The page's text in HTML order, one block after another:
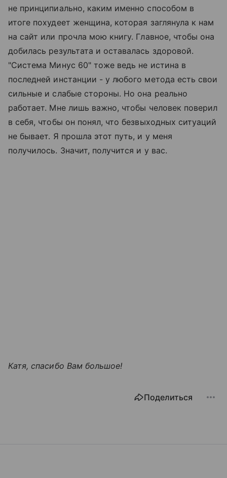
не принципиально, каким именно способом в
итоге похудеет женщина, которая заглянула к нам
на сайт или прочла мою книгу. Главное, чтобы она
добилась результата и оставалась здоровой.
"Система Минус 60" тоже ведь не истина в
последней инстанции - у любого метода есть свои
сильные и слабые стороны. Но она реально
работает. Мне лишь важно, чтобы человек поверил
в себя, чтобы он понял, что безвыходных ситуаций
не бывает. Я прошла этот путь, и у меня
получилось. Значит, получится и у вас.
Катя, спасибо Вам большое!
Поделиться